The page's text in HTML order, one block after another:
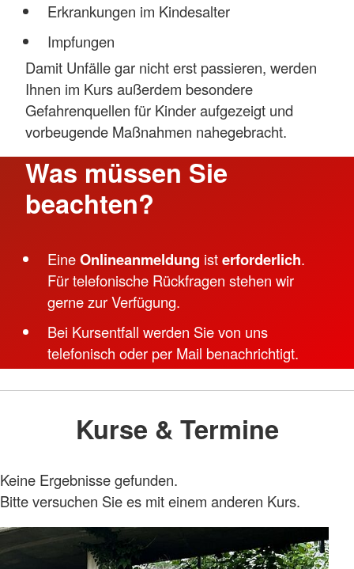
Erkrankungen im Kindesalter
Impfungen
Damit Unfälle gar nicht erst passieren, werden
Ihnen im Kurs außerdem besondere
Gefahrenquellen für Kinder aufgezeigt und
vorbeugende Maßnahmen nahegebracht.
Was müssen Sie
beachten?
EineOnlineanmeldung isterforderlich.
Für telefonische Rückfragen stehen wir
gerne zur Verfügung.
Bei Kursentfall werden Sie von uns
telefonisch oder per Mail benachrichtigt.
Kurse & Termine
Keine Ergebnisse gefunden.
Bitte versuchen Sie es mit einem anderen Kurs.